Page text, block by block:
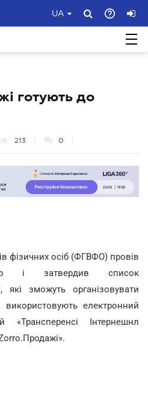
UA
готують до
213 0
фізичних осіб (ФГВФО) провів
і затвердив список
які зможуть організовувати
електронний
«Трансперенсі Інтернешнл